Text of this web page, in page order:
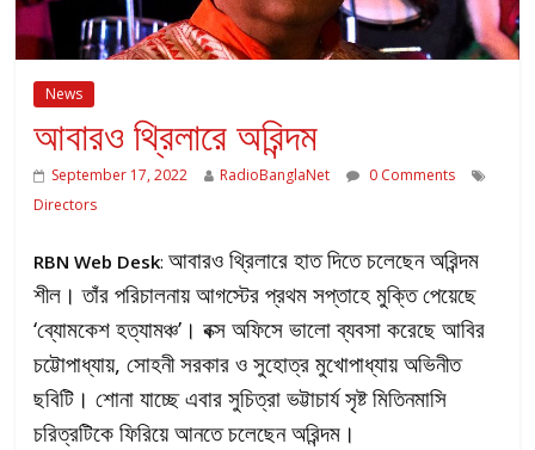
News
আবারও থ্রিলারে অরিন্দম
September 17, 2022 RadioBanglaNet
0 Comments
Directors
RBN Web Desk:আবারও থ্রিলারে হাত দিতে চলেছেন অরিন্দম
শীল। তাঁর পরিচালনায় আগস্টের প্রথম সপ্তাহে মুক্তি পেয়েছে
‘ব্যোমকেশ হত্যামঞ্চ’। বক্স অফিসে ভালো ব্যবসা করেছে আবির
চট্টোপাধ্যায়, সোহনী সরকার ও সুহোত্র মুখোপাধ্যায় অভিনীত
ছবিটি। শোনা যাচ্ছে এবার সুচিত্রা ভট্টাচার্য সৃষ্ট মিতিনমাসি
চরিত্রটিকে ফিরিয়ে আনতে চলেছেন অরিন্দম।